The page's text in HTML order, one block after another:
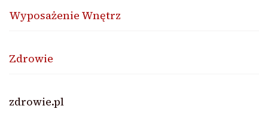
Wyposażenie Wnętrz
Zdrowie
zdrowie.pl